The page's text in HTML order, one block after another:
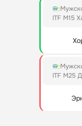
ITF M15
ITF M25